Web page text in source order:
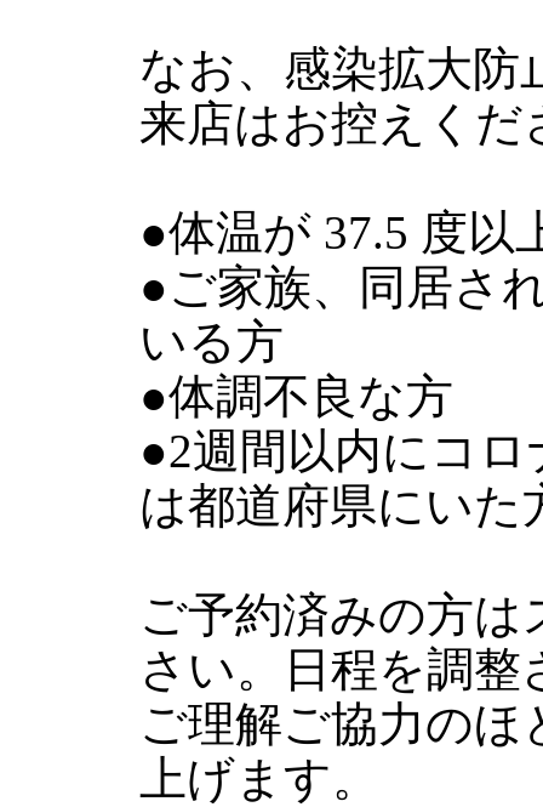
なお、感染拡大防
来店はお控えくだ
●体温が 37.5 度以
●ご家族、同居さ
いる方
●体調不良な方
●2週間以内にコ
は都道府県にいた
ご予約済みの方
さい。日程を調
ご理解ご協力の
上げます。